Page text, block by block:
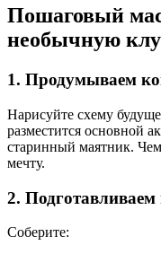
Пошаговый
необычную
1. Продумываем
Нарисуйте схему
разместится основной
старинный маятник.
мечту.
2.
Соберите: